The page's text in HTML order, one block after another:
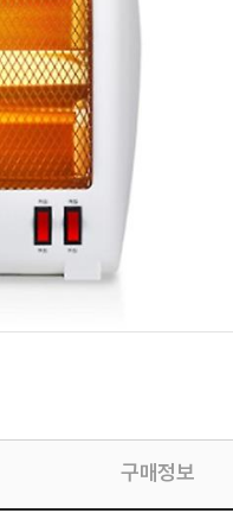
구매정보